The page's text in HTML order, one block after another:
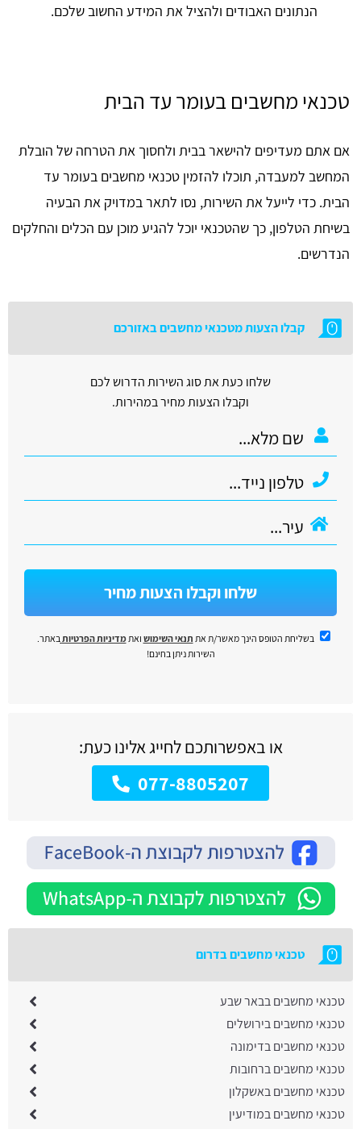
הנתונים האבודים ולהציל את המידע החשוב שלכם.
טכנאי מחשבים בעומר עד הבית
אם אתם מעדיפים להישאר בבית ולחסוך את הטרחה של הובלת
המחשב למעבדה, תוכלו להזמין טכנאי מחשבים בעומר עד
הבית. כדי לייעל את השירות, נסו לתאר במדויק את הבעיה
בשיחת הטלפון, כך שהטכנאי יוכל להגיע מוכן עם הכלים והחלקים
הנדרשים.
קבלו הצעות מטכנאי מחשבים באזורכם
שלחו כעת את סוג השירות הדרוש לכם
וקבלו הצעות מחיר במהירות.
שלחו וקבלו הצעות מחיר
בשליחת הטופס הינך מאשר/ת את תנאי השימוש ואתמדיניות הפרטיות באתר.
השירות ניתן בחינם!
או באפשרותכם לחייג אלינו כעת:
077-8805207
טכנאי מחשבים בדרום
טכנאי מחשבים בבאר שבע
טכנאי מחשבים בירושלים
טכנאי מחשבים בדימונה
טכנאי מחשבים ברחובות
טכנאי מחשבים באשקלון
טכנאי מחשבים במודיעין